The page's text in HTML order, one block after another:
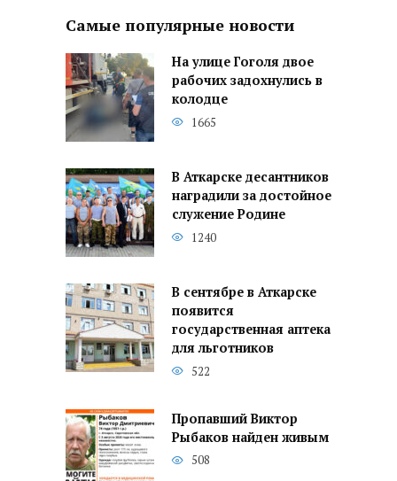
Самые популярные новости
На улице Гоголя двое
рабочих задохнулись в
колодце
1665
В Аткарске десантников
наградили за достойное
служение Родине
1240
В сентябре в Аткарске
появится
государственная аптека
для льготников
522
Пропавший Виктор
Рыбаков найден живым
508